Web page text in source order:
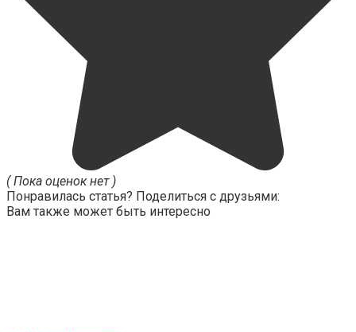
( Пока оценок нет )
Понравилась статья? Поделиться с друзьями:
Вам также может быть интересно